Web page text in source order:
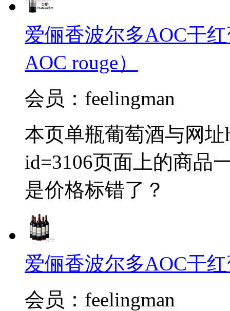
爱俪香波尔多AOC干
AOC rouge）
会员：feelingman
本页单瓶葡萄酒与网址
id=3106页面上的商品
是价格标错了？
爱俪香波尔多AOC干
会员：feelingman